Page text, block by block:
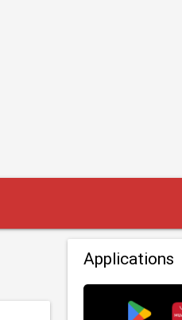
Applications